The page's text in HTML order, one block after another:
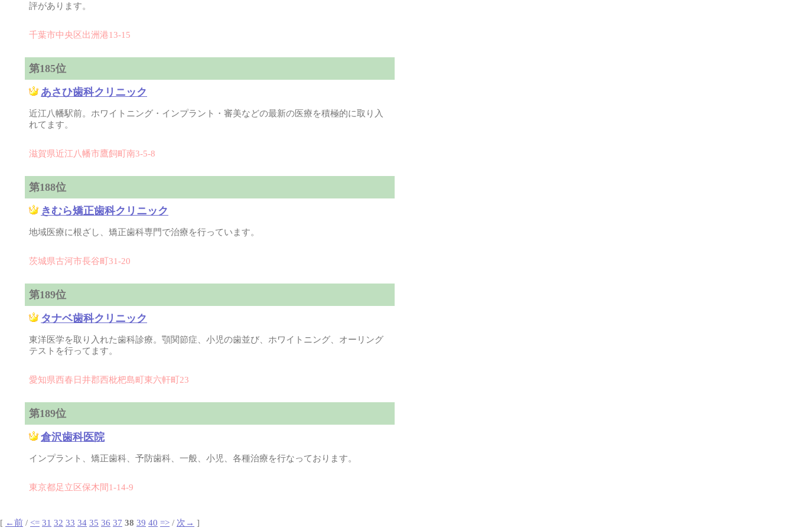
評があります。
千葉市中央区出洲港13-15
第185位
あさひ歯科クリニック
近江八幡駅前。ホワイトニング・インプラント・審美などの最新の医療を積極的に取り入
れてます。
滋賀県近江八幡市鷹飼町南3-5-8
第188位
きむら矯正歯科クリニック
地域医療に根ざし、矯正歯科専門で治療を行っています。
茨城県古河市長谷町31-20
第189位
タナベ歯科クリニック
東洋医学を取り入れた歯科診療。顎関節症、小児の歯並び、ホワイトニング、オーリング
テストを行ってます。
愛知県西春日井郡西枇杷島町東六軒町23
第189位
倉沢歯科医院
インプラント、矯正歯科、予防歯科、一般、小児、各種治療を行なっております。
東京都足立区保木間1-14-9
[ ←前 / <= 31 32 33 34 35 36 37 38 39 40 => / 次→ ]